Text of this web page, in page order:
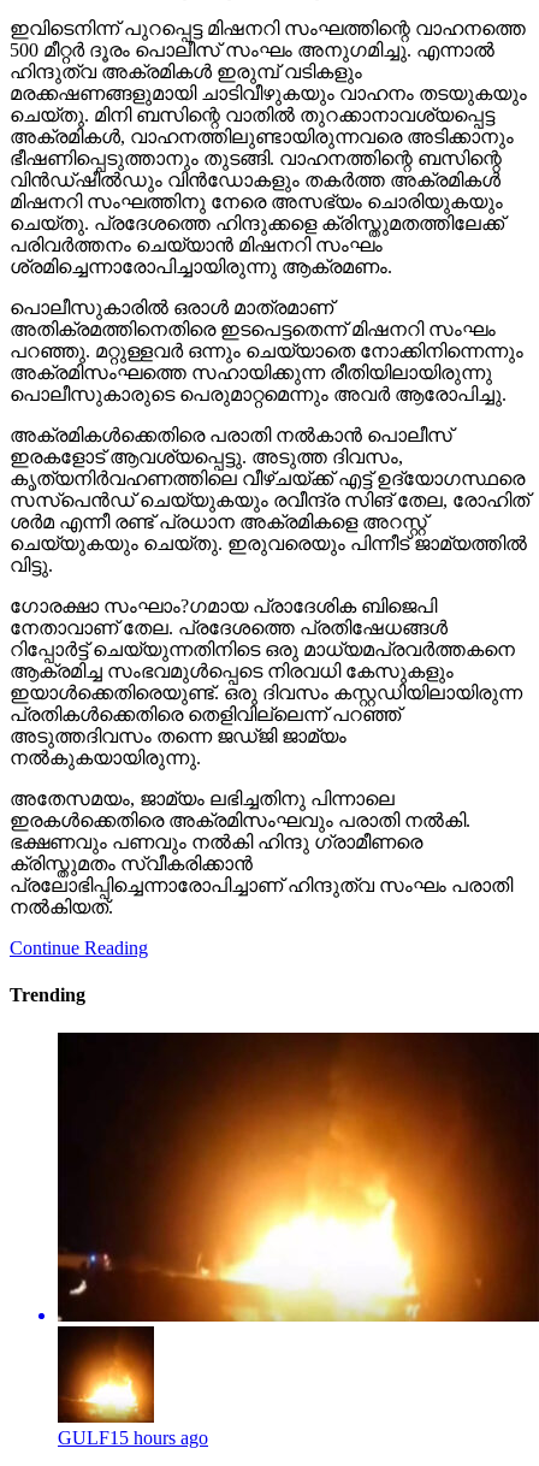
ഇവിടെനിന്ന് പുറപ്പെട്ട മിഷനറി സംഘത്തിന്റെ വാഹനത്തെ
500 മീറ്റര്‍ ദൂരം പൊലീസ് സംഘം അനുഗമിച്ചു. എന്നാല്‍
ഹിന്ദുത്വ അക്രമികള്‍ ഇരുമ്പ് വടികളും
മരക്കഷണങ്ങളുമായി ചാടിവീഴുകയും വാഹനം തടയുകയും
ചെയ്തു. മിനി ബസിന്റെ വാതില്‍ തുറക്കാനാവശ്യപ്പെട്ട
അക്രമികള്‍, വാഹനത്തിലുണ്ടായിരുന്നവരെ അടിക്കാനും
ഭീഷണിപ്പെടുത്താനും തുടങ്ങി. വാഹനത്തിന്റെ ബസിന്റെ
വിന്‍ഡ്ഷീല്‍ഡും വിന്‍ഡോകളും തകര്‍ത്ത അക്രമികള്‍
മിഷനറി സംഘത്തിനു നേരെ അസഭ്യം ചൊരിയുകയും
ചെയ്തു. പ്രദേശത്തെ ഹിന്ദുക്കളെ ക്രിസ്തുമതത്തിലേക്ക്
പരിവര്‍ത്തനം ചെയ്യാന്‍ മിഷനറി സംഘം
ശ്രമിച്ചെന്നാരോപിച്ചായിരുന്നു ആക്രമണം.
പൊലീസുകാരില്‍ ഒരാള്‍ മാത്രമാണ്
അതിക്രമത്തിനെതിരെ ഇടപെട്ടതെന്ന് മിഷനറി സംഘം
പറഞ്ഞു. മറ്റുള്ളവര്‍ ഒന്നും ചെയ്യാതെ നോക്കിനിന്നെന്നും
അക്രമിസംഘത്തെ സഹായിക്കുന്ന രീതിയിലായിരുന്നു
പൊലീസുകാരുടെ പെരുമാറ്റമെന്നും അവര്‍ ആരോപിച്ചു.
അക്രമികള്‍ക്കെതിരെ പരാതി നല്‍കാന്‍ പൊലീസ്
ഇരകളോട് ആവശ്യപ്പെട്ടു. അടുത്ത ദിവസം,
കൃത്യനിര്‍വഹണത്തിലെ വീഴ്ചയ്ക്ക് എട്ട് ഉദ്യോഗസ്ഥരെ
സസ്‌പെന്‍ഡ് ചെയ്യുകയും രവീന്ദ്ര സിങ് തേല, രോഹിത്
ശര്‍മ എന്നീ രണ്ട് പ്രധാന അക്രമികളെ അറസ്റ്റ്
ചെയ്യുകയും ചെയ്തു. ഇരുവരെയും പിന്നീട് ജാമ്യത്തില്‍
വിട്ടു.
ഗോരക്ഷാ സംഘാം?ഗമായ പ്രാദേശിക ബിജെപി
നേതാവാണ് തേല. പ്രദേശത്തെ പ്രതിഷേധങ്ങള്‍
റിപ്പോര്‍ട്ട് ചെയ്യുന്നതിനിടെ ഒരു മാധ്യമപ്രവര്‍ത്തകനെ
ആക്രമിച്ച സംഭവമുള്‍പ്പെടെ നിരവധി കേസുകളും
ഇയാള്‍ക്കെതിരെയുണ്ട്. ഒരു ദിവസം കസ്റ്റഡിയിലായിരുന്ന
പ്രതികള്‍ക്കെതിരെ തെളിവില്ലെന്ന് പറഞ്ഞ്
അടുത്തദിവസം തന്നെ ജഡ്ജി ജാമ്യം
നല്‍കുകയായിരുന്നു.
അതേസമയം, ജാമ്യം ലഭിച്ചതിനു പിന്നാലെ
ഇരകള്‍ക്കെതിരെ അക്രമിസംഘവും പരാതി നല്‍കി.
ഭക്ഷണവും പണവും നല്‍കി ഹിന്ദു ഗ്രാമീണരെ
ക്രിസ്തുമതം സ്വീകരിക്കാന്‍
പ്രലോഭിപ്പിച്ചെന്നാരോപിച്ചാണ് ഹിന്ദുത്വ സംഘം പരാതി
നല്‍കിയത്.
Continue Reading
Trending
GULF15 hours ago